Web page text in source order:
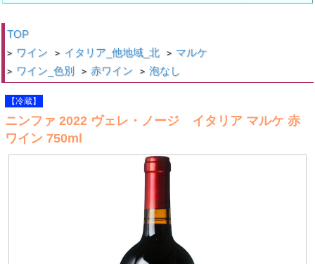
TOP
> ワイン > イタリア_他地域_北 > マルケ
> ワイン_色別 > 赤ワイン > 泡なし
【冷蔵】
ニンファ 2022 ヴェレ・ノージ イタリア マルケ 赤
ワイン 750ml